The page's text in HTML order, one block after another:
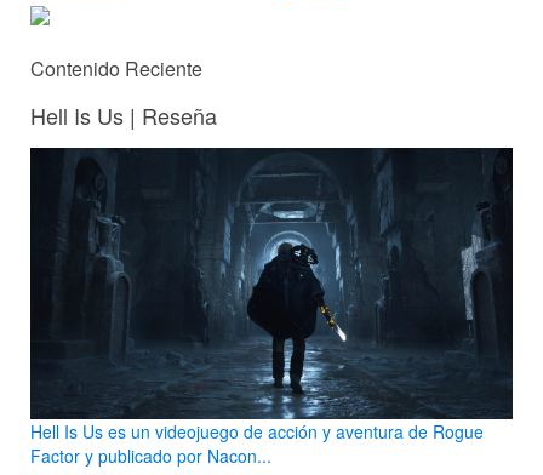
Contenido Reciente
Hell Is Us | Reseña
Hell Is Us es un videojuego de acción y aventura de Rogue
Factor y publicado por Nacon...